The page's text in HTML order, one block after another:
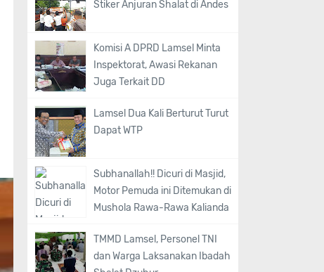
Stiker Anjuran Shalat di Andes
Komisi A DPRD Lamsel Minta
Inspektorat, Awasi Rekanan
Juga Terkait DD
Lamsel Dua Kali Berturut Turut
Dapat WTP
Subhanallah!! Dicuri di Masjid,
Motor Pemuda ini Ditemukan di
Mushola Rawa-Rawa Kalianda
TMMD Lamsel, Personel TNI
dan Warga Laksanakan Ibadah